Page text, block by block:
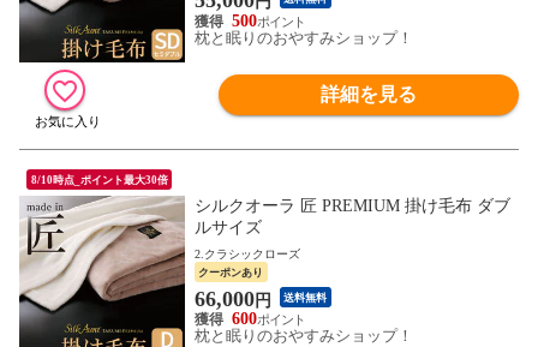
500
枕と眠りのおやすみショップ！
詳細を見る
8/10時点_ポイント最大30倍
シルクオーラ 匠 PREMIUM 掛け毛布 ダブ
ルサイズ
2.クラシックローズ
クーポンあり
66,000円 送料無料
600
枕と眠りのおやすみショップ！